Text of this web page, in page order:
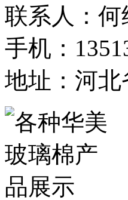
联系人：何
手机：
地址：河